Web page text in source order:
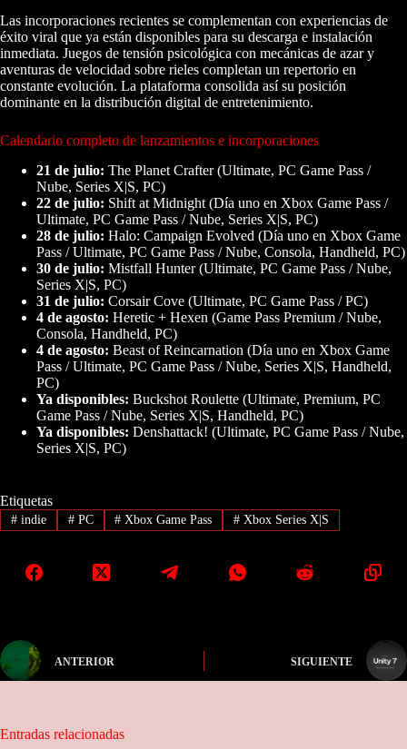
Las incorporaciones recientes se complementan con experiencias de
éxito viral que ya están disponibles para su descarga e instalación
inmediata. Juegos de tensión psicológica con mecánicas de azar y
aventuras de velocidad sobre rieles completan un repertorio en
constante evolución. La plataforma consolida así su posición
dominante en la distribución digital de entretenimiento.
Calendario completo de lanzamientos e incorporaciones
21 de julio: The Planet Crafter (Ultimate, PC Game Pass /
Nube, Series X|S, PC)
22 de julio: Shift at Midnight (Día uno en Xbox Game Pass /
Ultimate, PC Game Pass / Nube, Series X|S, PC)
28 de julio: Halo: Campaign Evolved (Día uno en Xbox Game
Pass / Ultimate, PC Game Pass / Nube, Consola, Handheld, PC)
30 de julio: Mistfall Hunter (Ultimate, PC Game Pass / Nube,
Series X|S, PC)
31 de julio: Corsair Cove (Ultimate, PC Game Pass / PC)
4 de agosto: Heretic + Hexen (Game Pass Premium / Nube,
Consola, Handheld, PC)
4 de agosto: Beast of Reincarnation (Día uno en Xbox Game
Pass / Ultimate, PC Game Pass / Nube, Series X|S, Handheld,
PC)
Ya disponibles: Buckshot Roulette (Ultimate, Premium, PC
Game Pass / Nube, Series X|S, Handheld, PC)
Ya disponibles: Denshattack! (Ultimate, PC Game Pass / Nube,
Series X|S, PC)
Etiquetas
#indie #PC # Xbox Game Pass # Xbox Series X|S
ANTERIOR SIGUIENTE
Entradas relacionadas